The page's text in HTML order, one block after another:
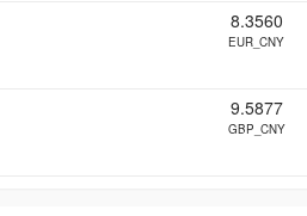
8.3560
EUR_CNY
9.5877
GBP_CNY